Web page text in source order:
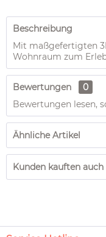
Beschreibung
Mit maßgefertigten
Wohnraum zum
Bewertungen
0
Bewertungen lesen,
Ähnliche Artikel
Kunden kauften auch